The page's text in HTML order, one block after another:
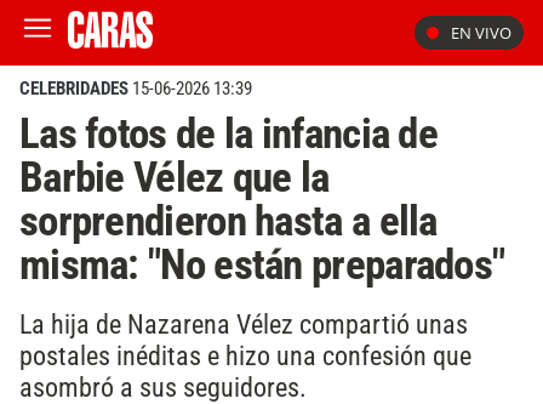
EN VIVO
CELEBRIDADES 15-06-2026 13:39
Las fotos de la infancia de
Barbie Vélez que la
sorprendieron hasta a ella
misma: "No están preparados"
La hija de Nazarena Vélez compartió unas
postales inéditas e hizo una confesión que
asombró a sus seguidores.